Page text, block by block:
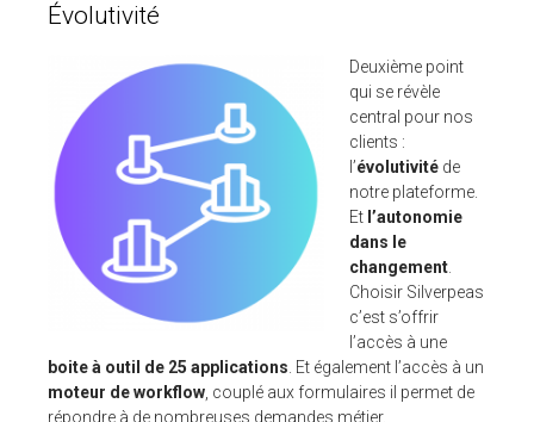
Évolutivité
Deuxième point
qui se révèle
central pour nos
clients :
l’évolutivité de
notre plateforme.
Et l’autonomie
dans le
changement.
Choisir Silverpeas
c’est s’offrir
l’accès à une
boite à outil de 25 applications. Et également l’accès à un
moteur de workflow, couplé aux formulaires il permet de
répondre à de nombreuses demandes métier.